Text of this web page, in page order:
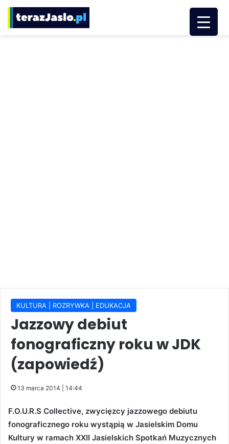
KULTURA | ROZRYWKA | EDUKACJA
Jazzowy debiut
fonograficzny roku w JDK
(zapowiedź)
13 marca 2014 | 14:44
F.O.U.R.S Collective, zwycięzcy jazzowego debiutu
fonograficznego roku wystąpią w Jasielskim Domu
Kultury w ramach XXII Jasielskich Spotkań Muzycznych